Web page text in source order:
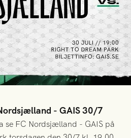
- GAIS 30/7
se FC Nordsjælland - GAIS på